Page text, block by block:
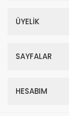
ÜYELİK
SAYFALAR
HESABIM